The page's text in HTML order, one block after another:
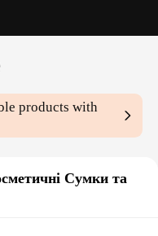
products with
Сумки та